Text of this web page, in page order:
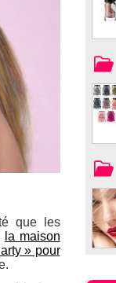
que les
la maison
» pour